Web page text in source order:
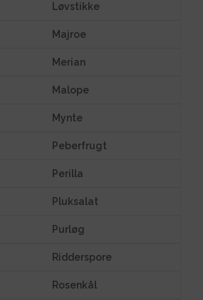
Løvstikke
Majroe
Merian
Malope
Mynte
Peberfrugt
Perilla
Pluksalat
Purløg
Ridderspore
Rosenkål